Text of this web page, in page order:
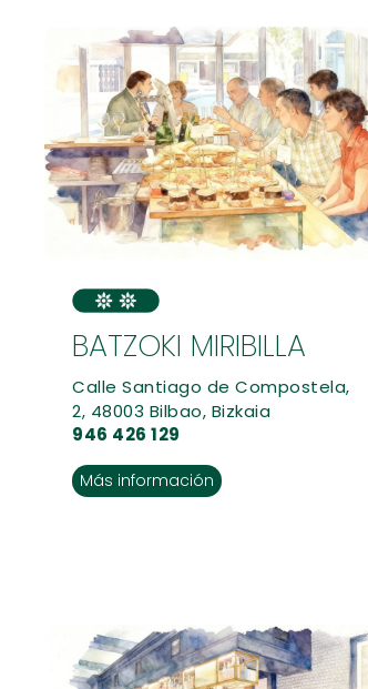
BATZOKI MIRIBILLA
Calle Santiago de Compostela,
2, 48003 Bilbao, Bizkaia
946 426 129
Más información